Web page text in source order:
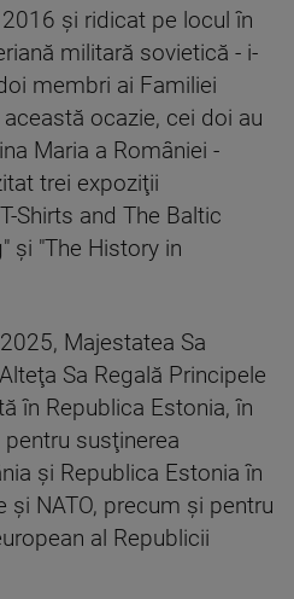
şi ridicat pe locul în
militară sovietică - i-
membri ai Familiei
ocazie, cei doi au
Maria a României -
trei expoziţii
Shirts and The Baltic
şi "The History in
Majestatea Sa
Sa Regală Principele
în Republica Estonia, în
pentru susţinerea
şi Republica Estonia în
şi NATO, precum şi pentru
al Republicii